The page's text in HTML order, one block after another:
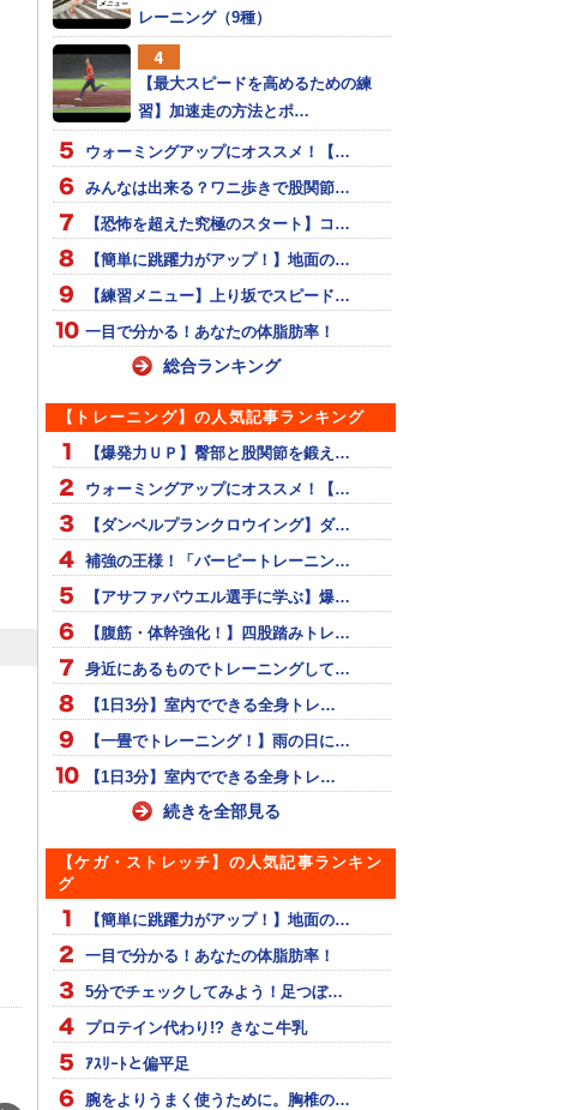
レーニング（9種）
【最大スピードを高めるための練
習】加速走の方法とポ…
ウォーミングアップにオススメ！【…
みんなは出来る？ワニ歩きで股関節…
【恐怖を超えた究極のスタート】コ…
【簡単に跳躍力がアップ！】地面の…
【練習メニュー】上り坂でスピード…
一目で分かる！あなたの体脂肪率！
総合ランキング
【トレーニング】の人気記事ランキング
【爆発力ＵＰ】臀部と股関節を鍛え…
ウォーミングアップにオススメ！【…
【ダンベルプランクロウイング】ダ…
補強の王様！「バーピートレーニン…
【アサファパウエル選手に学ぶ】爆…
【腹筋・体幹強化！】四股踏みトレ…
身近にあるものでトレーニングして…
【1日3分】室内でできる全身トレ…
【一畳でトレーニング！】雨の日に…
【1日3分】室内でできる全身トレ…
続きを全部見る
【ケガ・ストレッチ】の人気記事ランキン
グ
【簡単に跳躍力がアップ！】地面の…
一目で分かる！あなたの体脂肪率！
5分でチェックしてみよう！足つぼ…
プロテイン代わり!? きなこ牛乳
ｱｽﾘｰﾄと偏平足
腕をよりうまく使うために。胸椎の…